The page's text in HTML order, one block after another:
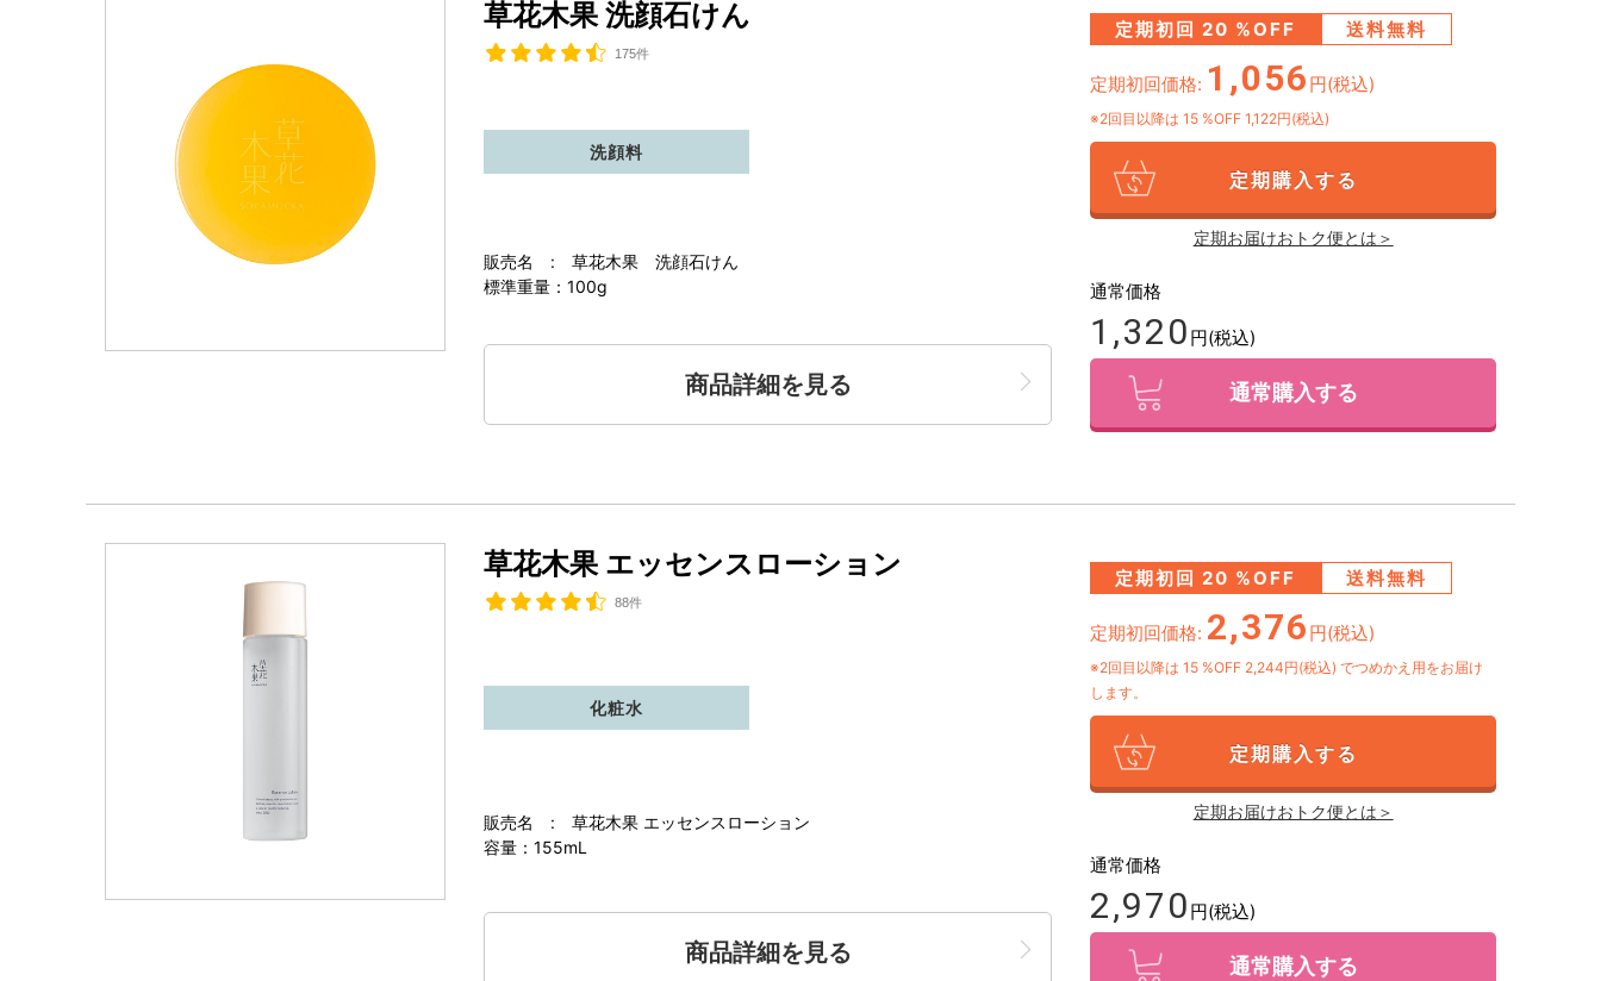
草花木果 洗顔石けん
175件
販売名 : 草花木果 洗顔石けん
標準重量：100g
洗顔料
商品詳細を見る
定期初回 20 %OFF 送料無料
定期初回価格: 1,056 円(税込)
※2回目以降は 15 %OFF 1,122円(税込)
定期購入する
定期お届けおトク便とは＞
通常価格
1,320 円(税込)
通常購入する
草花木果 エッセンスローション
88件
販売名 : 草花木果 エッセンスローション
容量：155mL
化粧水
商品詳細を見る
定期初回 20 %OFF 送料無料
定期初回価格: 2,376 円(税込)
※2回目以降は 15 %OFF 2,244円(税込)でつめかえ用をお届け
します。
定期購入する
定期お届けおトク便とは＞
通常価格
2,970 円(税込)
通常購入する